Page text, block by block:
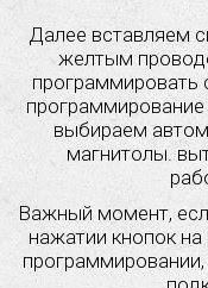
Далее вставляем
желтым
программировать
выбираем
магнитолы.
Важный момент,
нажатии кнопок
программировании,